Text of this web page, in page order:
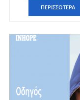
ΠΕΡΙΣΣΟΤΕΡΑ